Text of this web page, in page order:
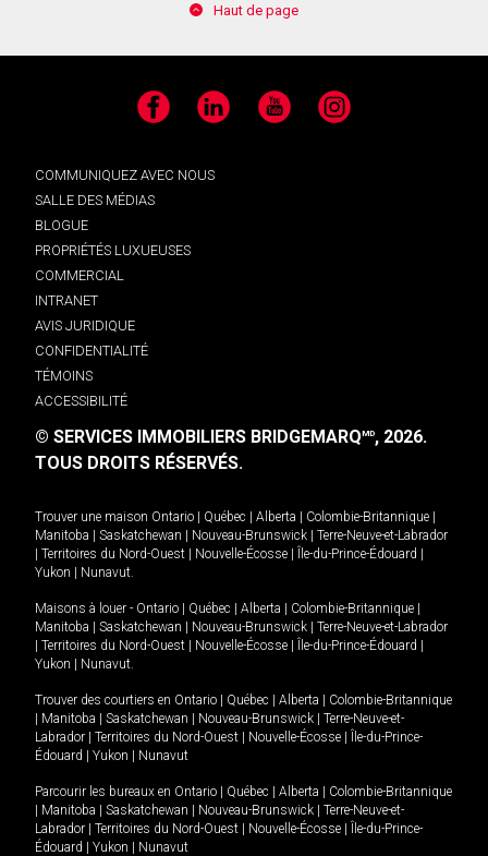
Haut de page
Facebook LinkedIn YouTube Instagram
COMMUNIQUEZ AVEC NOUS
SALLE DES MÉDIAS
BLOGUE
PROPRIÉTÉS LUXUEUSES
COMMERCIAL
INTRANET
AVIS JURIDIQUE
CONFIDENTIALITÉ
TÉMOINS
ACCESSIBILITÉ
© SERVICES IMMOBILIERS BRIDGEMARQMD, 2026.
TOUS DROITS RÉSERVÉS.
Trouver une maison Ontario Québec Alberta Colombie-Britannique
Manitoba
Saskatchewan Nouveau-Brunswick
Terre-Neuve-et-Labrador
Territoires du Nord-Ouest Nouvelle-Écosse Île-du-Prince-Édouard
Yukon
Nunavut.
Maisons à louer - Ontario Québec Alberta Colombie-Britannique
Manitoba
Saskatchewan Nouveau-Brunswick
Terre-Neuve-et-Labrador
Territoires du Nord-Ouest Nouvelle-Écosse Île-du-Prince-Édouard
Yukon
Nunavut.
Trouver des courtiers en Ontario Québec Alberta
Colombie-Britannique
Manitoba Saskatchewan Nouveau-Brunswick
Terre-Neuve-et-
Labrador
Territoires du Nord-Ouest Nouvelle-Écosse
Île-du-Prince-
Édouard
Yukon Nunavut
Parcourir les bureaux en Ontario Québec Alberta
Colombie-Britannique
Manitoba Saskatchewan Nouveau-Brunswick
Terre-Neuve-et-
Labrador
Territoires du Nord-Ouest Nouvelle-Écosse
Île-du-Prince-
Édouard
Yukon Nunavut